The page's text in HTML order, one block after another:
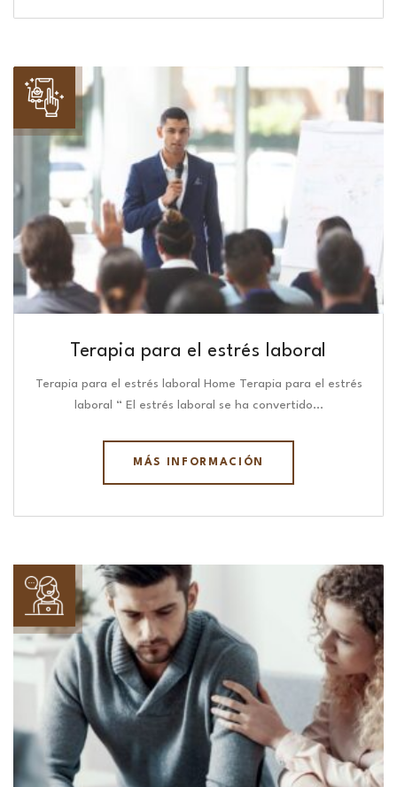
Terapia para el estrés laboral
Terapia para el estrés laboral Home Terapia para el estrés
laboral “ El estrés laboral se ha convertido…
MÁS INFORMACIÓN